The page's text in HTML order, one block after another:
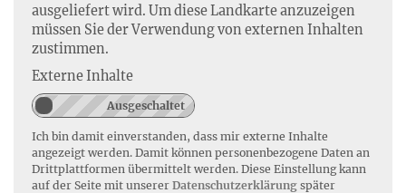
ausgeliefert wird. Um diese Landkarte anzuzeigen
müssen Sie der Verwendung von externen Inhalten
zustimmen.
Externe Inhalte
Ich bin damit einverstanden, dass mir externe Inhalte
angezeigt werden. Damit können personenbezogene Daten an
Drittplattformen übermittelt werden. Diese Einstellung kann
auf der Seite mit unserer Datenschutzerklärung später